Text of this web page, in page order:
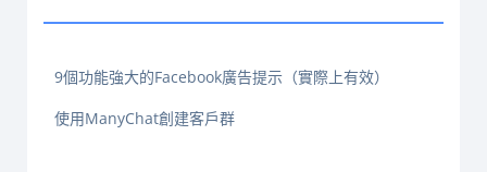
9個功能強大的Facebook廣告提示（實際上有效）
使用ManyChat創建客戶群